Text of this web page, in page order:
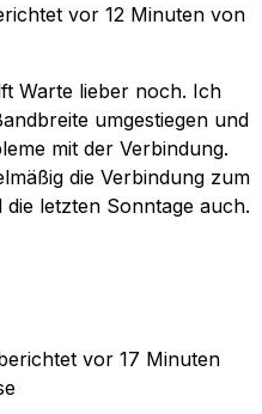
vor 12 Minuten von
Warte lieber noch. Ich
umgestiegen und
mit der Verbindung.
die Verbindung zum
letzten Sonntage auch.
vor 17 Minuten